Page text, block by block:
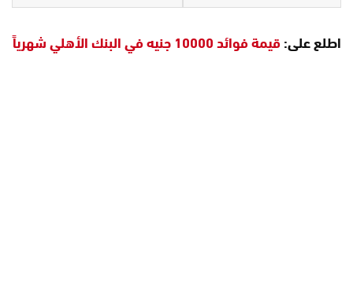
اطلع على:قيمة فوائد 10000 جنيه في البنك الأهلي شهرياً